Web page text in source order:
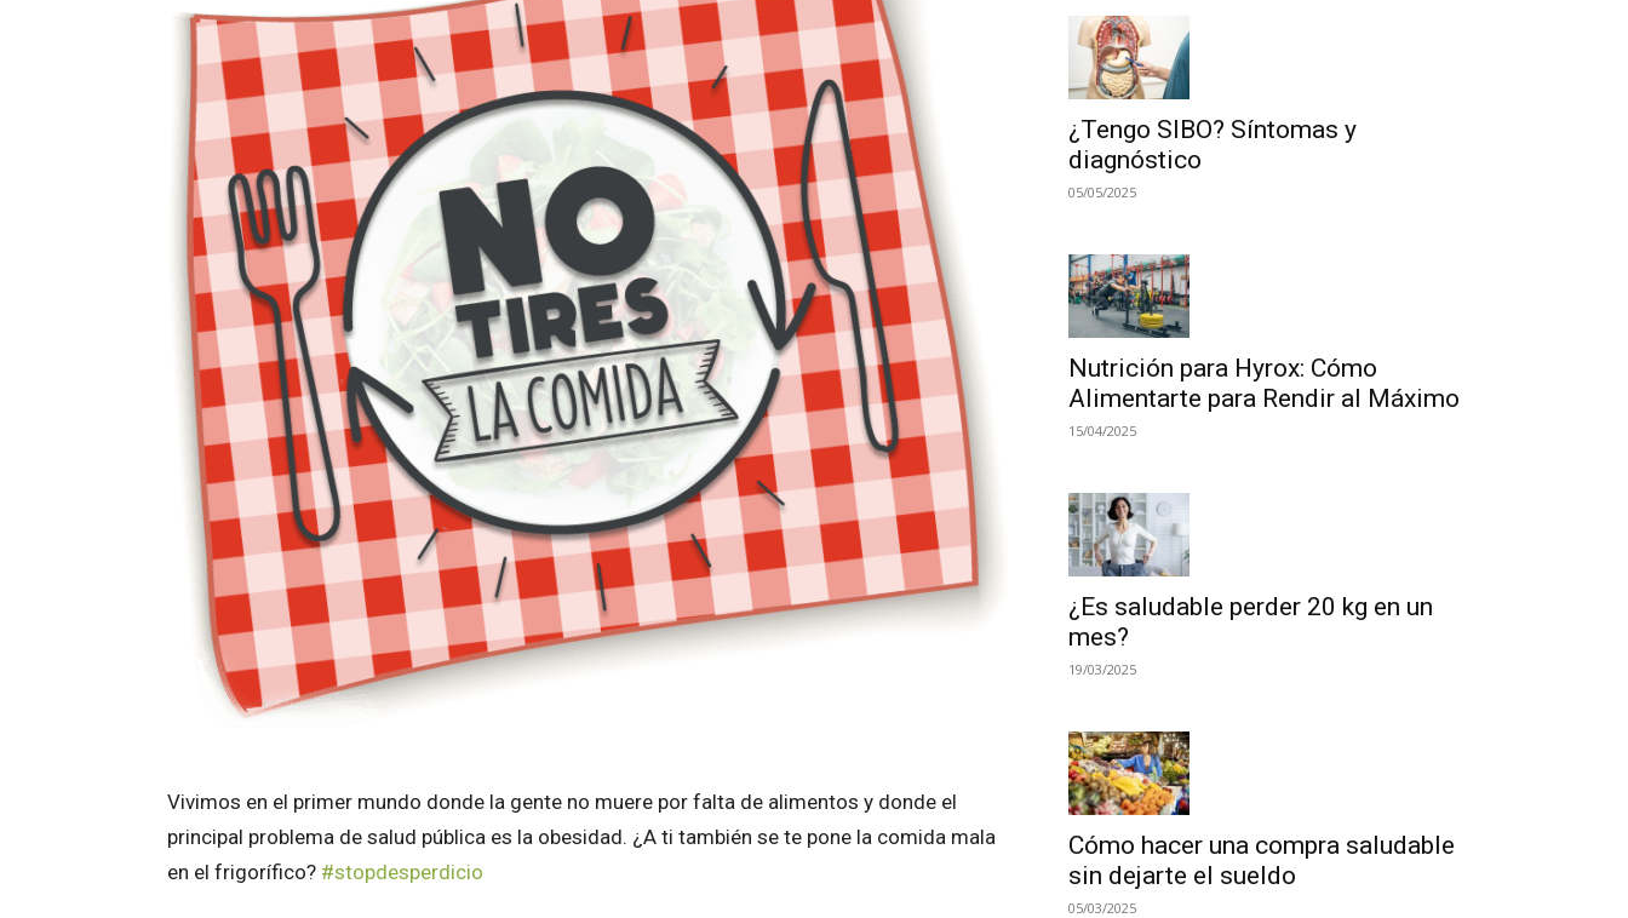
Vivimos en el primer mundo donde la gente no muere por falta de alimentos y donde el
principal problema de salud pública es la obesidad. ¿A ti también se te pone la comida mala
en el frigorífico? #stopdesperdicio
¿Tengo SIBO? Síntomas y
diagnóstico
05/05/2025
Nutrición para Hyrox: Cómo
Alimentarte para Rendir al Máximo
15/04/2025
¿Es saludable perder 20 kg en un
mes?
19/03/2025
Cómo hacer una compra saludable
sin dejarte el sueldo
05/03/2025